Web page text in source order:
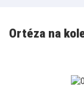
Ortéza na